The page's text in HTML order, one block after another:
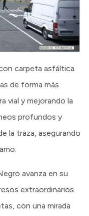
carpeta asfáltica
de forma más
vial y mejorando la
profundos y
la traza, asegurando
avanza en su
extraordinarios
con una mirada